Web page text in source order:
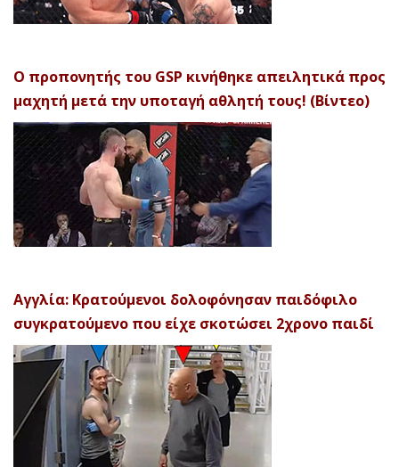
Ο προπονητής του GSP κινήθηκε απειλητικά προς
μαχητή μετά την υποταγή αθλητή τους! (Βίντεο)
Αγγλία: Κρατούμενοι δολοφόνησαν παιδόφιλο
συγκρατούμενο που είχε σκοτώσει 2χρονο παιδί